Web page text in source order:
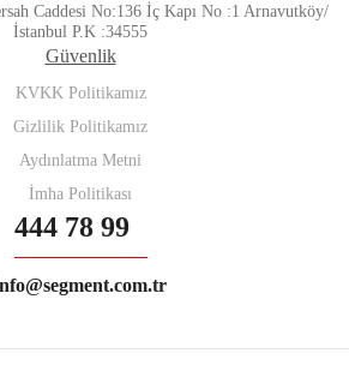
Caddesi No:136 İç Kapı No :1 Arnavutköy/
İstanbul P.K :34555
Güvenlik
KVKK Politikamız
Gizlilik Politikamız
Aydınlatma Metni
İmha Politikası
444 78 99